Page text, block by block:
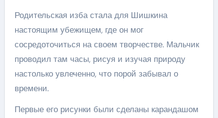
Родительская изба стала для Шишкина
настоящим убежищем, где он мог
сосредоточиться на своем творчестве. Мальчик
проводил там часы, рисуя и изучая природу
настолько увлеченно, что порой забывал о
времени.
Первые его рисунки были сделаны карандашом